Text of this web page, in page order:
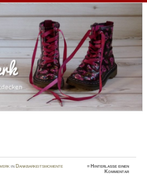
darum geht es in diesem
eine Sache gepostet für die
Gewohnheit verhalf
und deshalb schreibe ich
ein kleiner Teil, ein kurzer
schönen Momente festhalten,
in Dankbarkeitsmomente ≈ Hinterlasse einen
Kommentar